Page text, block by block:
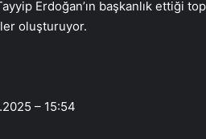
Erdoğan’ın başkanlık ettiği
oluşturuyor.
– 15:54